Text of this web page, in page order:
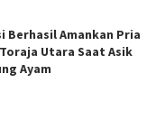
Berhasil Amankan Pria
Utara Saat Asik
Ayam